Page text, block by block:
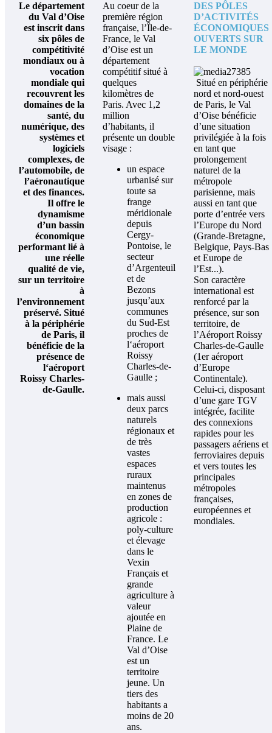
Le département
du Val d’Oise
est inscrit dans
six pôles de
compétitivité
mondiaux ou à
vocation
mondiale qui
recouvrent les
domaines de la
santé, du
numérique, des
systèmes et
logiciels
complexes, de
l’automobile, de
l’aéronautique
et des finances.
Il offre le
dynamisme
d’un bassin
économique
performant lié à
une réelle
qualité de vie,
sur un territoire
à
l’environnement
préservé. Situé
à la périphérie
de Paris, il
bénéficie de la
présence de
l‘aéroport
Roissy Charles-
de-Gaulle.
Au coeur de la
première région
française, l’Île-de-
France, le Val
d’Oise est un
département
compétitif situé à
quelques
kilomètres de
Paris. Avec 1,2
million
d’habitants, il
présente un double
visage :
un espace
urbanisé sur
toute sa
frange
méridionale
depuis
Cergy-
Pontoise, le
secteur
d’Argenteuil
et de
Bezons
jusqu’aux
communes
du Sud-Est
proches de
l‘aéroport
Roissy
Charles-de-
Gaulle ;
mais aussi
deux parcs
naturels
régionaux et
de très
vastes
espaces
ruraux
maintenus
en zones de
production
agricole :
poly-culture
et élevage
dans le
Vexin
Français et
grande
agriculture à
valeur
ajoutée en
Plaine de
France. Le
Val d’Oise
est un
territoire
jeune. Un
tiers des
habitants a
moins de 20
ans.
DES PÔLES
D’ACTIVITÉS
ÉCONOMIQUES
OUVERTS SUR
LE MONDE
Situé en périphérie
nord et nord-ouest
de Paris, le Val
d’Oise bénéficie
d’une situation
privilégiée à la fois
en tant que
prolongement
naturel de la
métropole
parisienne, mais
aussi en tant que
porte d’entrée vers
l’Europe du Nord
(Grande-Bretagne,
Belgique, Pays-Bas
et Europe de
l’Est...).
Son caractère
international est
renforcé par la
présence, sur son
territoire, de
l’Aéroport Roissy
Charles-de-Gaulle
(1er aéroport
d’Europe
Continentale).
Celui-ci, disposant
d’une gare TGV
intégrée, facilite
des connexions
rapides pour les
passagers aériens et
ferroviaires depuis
et vers toutes les
principales
métropoles
françaises,
européennes et
mondiales.